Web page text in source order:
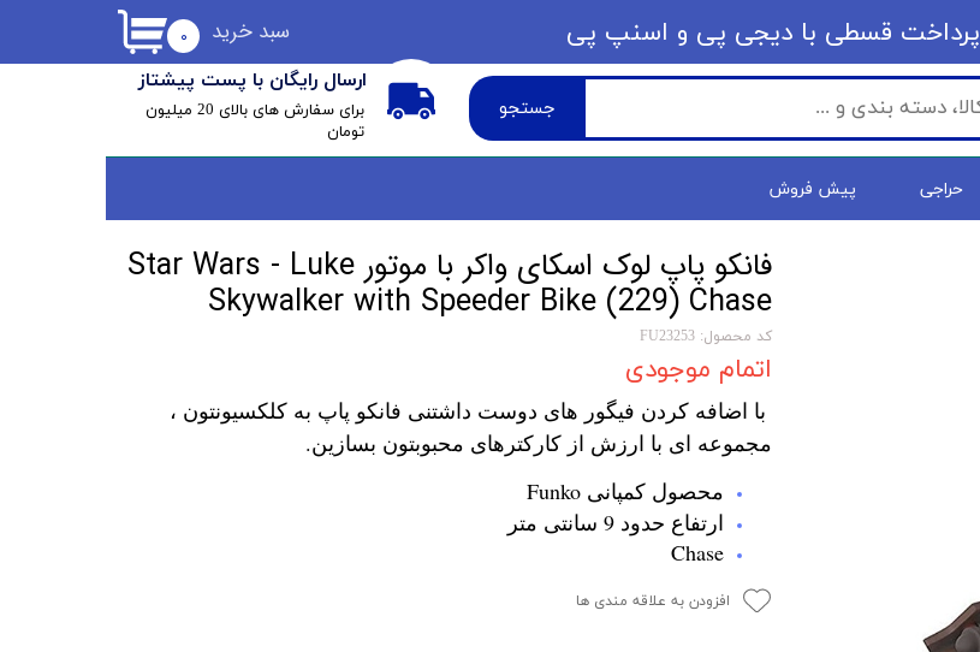
جستجو
ارسال رایگان با پست پیشتاز
​برای سفارش های بالای 20 میلیون
تومان
۰ سبد خرید ​​پرداخت قسطی با دیجی پی ​​​​​​​و اسنپ پی
حراجی پیش فروش
فانکو پاپ لوک اسکای واکر با موتور Star Wars - Luke
Skywalker with Speeder Bike (229) Chase
کد محصول: FU23253
اتمام موجودی
با اضافه کردن فیگور های دوست داشتنی فانکو پاپ به کلکسیونتون ،
مجموعه ای با ارزش از کارکترهای محبوبتون بسازین.
محصول کمپانی Funko
ارتفاع حدود 9 سانتی متر
Chase
افزودن به علاقه مندی ها